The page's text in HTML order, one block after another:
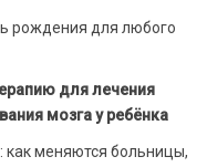
рождения для любого
для лечения
мозга у ребёнка
как меняются больницы,